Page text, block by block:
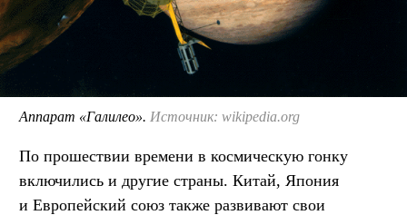
Аппарат «Галилео». Источник: wikipedia.org
По прошествии времени в космическую гонку
включились и другие страны. Китай, Япония
и Европейский союз также развивают свои